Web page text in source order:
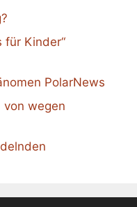
für Kinder“
PolarNews
von wegen